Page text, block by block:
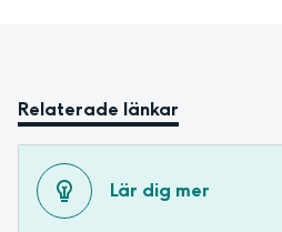
Relaterade länkar
Lär dig mer